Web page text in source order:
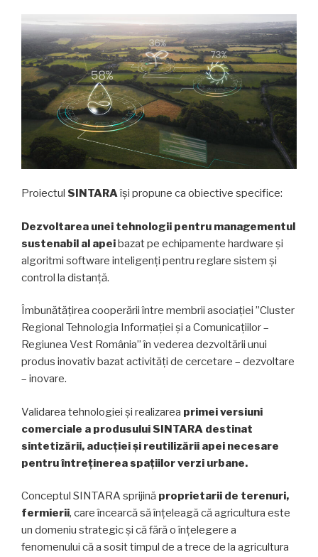
Proiectul SINTARAîși propune ca obiective specifice:
Dezvoltarea unei tehnologii pentru managementul
sustenabil al apeibazat pe echipamente hardware și
algoritmi software inteligenți pentru reglare sistem și
control la distanță.
Îmbunătățirea cooperării între membrii asociației ”Cluster
Regional Tehnologia Informației și a Comunicațiilor –
Regiunea Vest România” în vederea dezvoltării unui
produs inovativ bazat activități de cercetare – dezvoltare
– inovare.
Validarea tehnologiei și realizarea primei versiuni
comerciale a produsului SINTARA destinat
sintetizării, aducției și reutilizării apei necesare
pentru întreținerea spațiilor verzi urbane.
Conceptul SINTARA sprijină proprietarii de terenuri,
fermierii, care încearcă să înțeleagă că agricultura este
un domeniu strategic și că fără o înțelegere a
fenomenului că a sosit timpul de a trece de la agricultura